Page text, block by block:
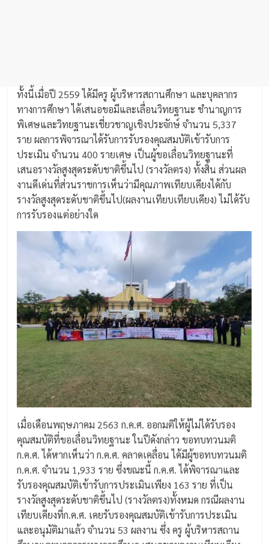
ทั้งนี้เมื่อปี 2559 ได้มีครู ผู้บริหารสถานศึกษา และบุคลากร
ทางการศึกษา ได้เสนอขอมีและเลื่อนวิทยฐานะ ชำนาญการ
พิเศษและวิทยฐานะเชี่ยวชาญเชิงประจักษ์ จำนวน 5,337
ราย ผลการพิจารณาได้รับการรับรองคุณสมบัติเข้ารับการ
ประเมิน จำนวน 400 รายเศษ เป็นผู้ขอเลื่อนวิทยฐานะที่
เสนอรางวัลสูงสุดระดับชาติขึ้นไป (รางวัลตรง) ทั้งสิ้น ส่วนผล
งานดีเด่นที่ส่วนราชการเห็นว่ามีคุณภาพเทียบเคียงได้กับ
รางวัลสูงสุดระดับชาติขึ้นไป(ผลงานเทียบเทียบเคียง) ไม่ได้รับ
การรับรองแต่อย่างใด
เมื่อเดือนพฤษภาคม 2563 ก.ค.ศ. ออกมติให้ผู้ไม่ได้รับรอง
คุณสมบัติที่ขอเลื่อนวิทยฐานะ ในปีดังกล่าว ขอทบทวนมติ
ก.ค.ศ. ได้หากเห็นว่า ก.ค.ศ. คลาดเคลื่อน ได้มีผู้ขอทบทวนมติ
ก.ค.ศ. จำนวน 1,933 ราย ซึ่งขณะนี้ ก.ค.ศ. ได้พิจารณาและ
รับรองคุณสมบัติเข้ารับการประเมินเพียง 163 ราย ที่เป็น
รางวัลสูงสุดระดับชาติขึ้นไป (รางวัลตรง)ทั้งหมด กรณีผลงาน
เทียบเคียงที่ก.ค.ศ. เคยรับรองคุณสมบัติเข้ารับการประเมิน
และอนุมัติมาแล้ว จำนวน 53 ผลงาน ซึ่ง ครู ผู้บริหารสถาน